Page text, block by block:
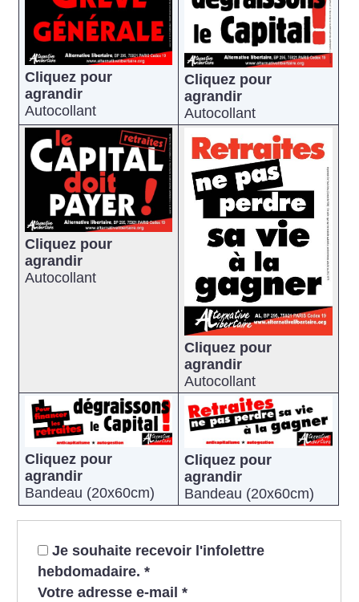
Cliquez pour
agrandir
Autocollant
Cliquez pour
agrandir
Autocollant
Cliquez pour
agrandir
Autocollant
Cliquez pour
agrandir
Autocollant
Cliquez pour
agrandir
Bandeau (20x60cm)
Cliquez pour
agrandir
Bandeau (20x60cm)
Je souhaite recevoir l'infolettre
hebdomadaire. *
Votre adresse e-mail *